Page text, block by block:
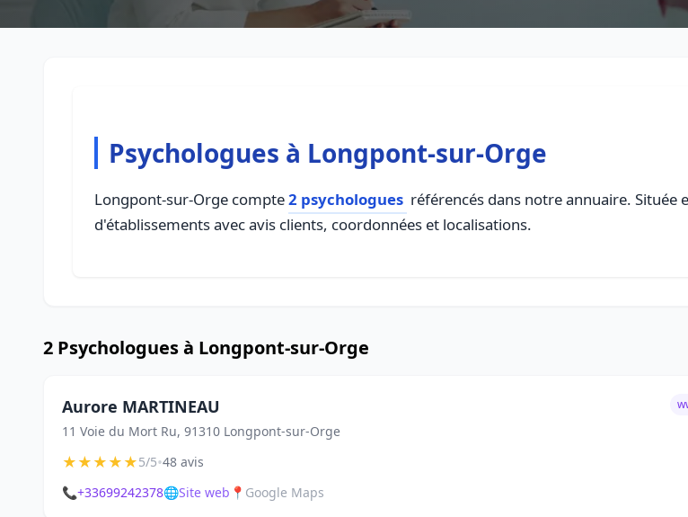
Psychologues à Longpont-sur-Orge
Longpont-sur-Orge compte2 psychologues référencés dans notre annuaire. Située
d'établissements avec avis clients, coordonnées et localisations.
2 Psychologues à Longpont-sur-Orge
Aurore MARTINEAU
11 Voie du Mort Ru, 91310 Longpont-sur-Orge
★★★★★5/5•48 avis
📞+33699242378🌐Site web 📍 Google Maps